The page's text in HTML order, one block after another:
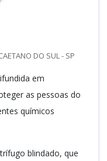
DO SUL - SP
em
as pessoas do
químicos
blindado, que